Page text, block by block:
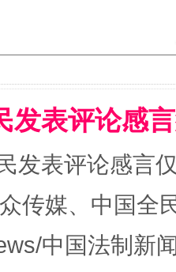
你上场
发表评论感
发表评论感言
传媒、中国全
中国法制新